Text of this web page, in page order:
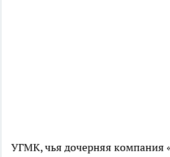
УГМК, чья дочерняя компания